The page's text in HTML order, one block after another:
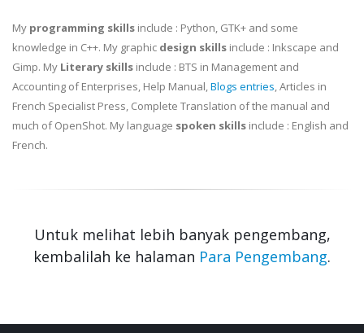
My programming skills include : Python, GTK+ and some
knowledge in C++. My graphic design skills include : Inkscape and
Gimp. My Literary skills include : BTS in Management and
Accounting of Enterprises, Help Manual,Blogs entries, Articles in
French Specialist Press, Complete Translation of the manual and
much of OpenShot. My language spoken skills include : English and
French.
Untuk melihat lebih banyak pengembang,
kembalilah ke halaman Para Pengembang.